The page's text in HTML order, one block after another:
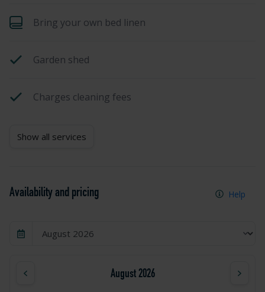
Bring your own bed linen
Garden shed
Charges cleaning fees
Show all services
Availability and pricing Help
August 2026